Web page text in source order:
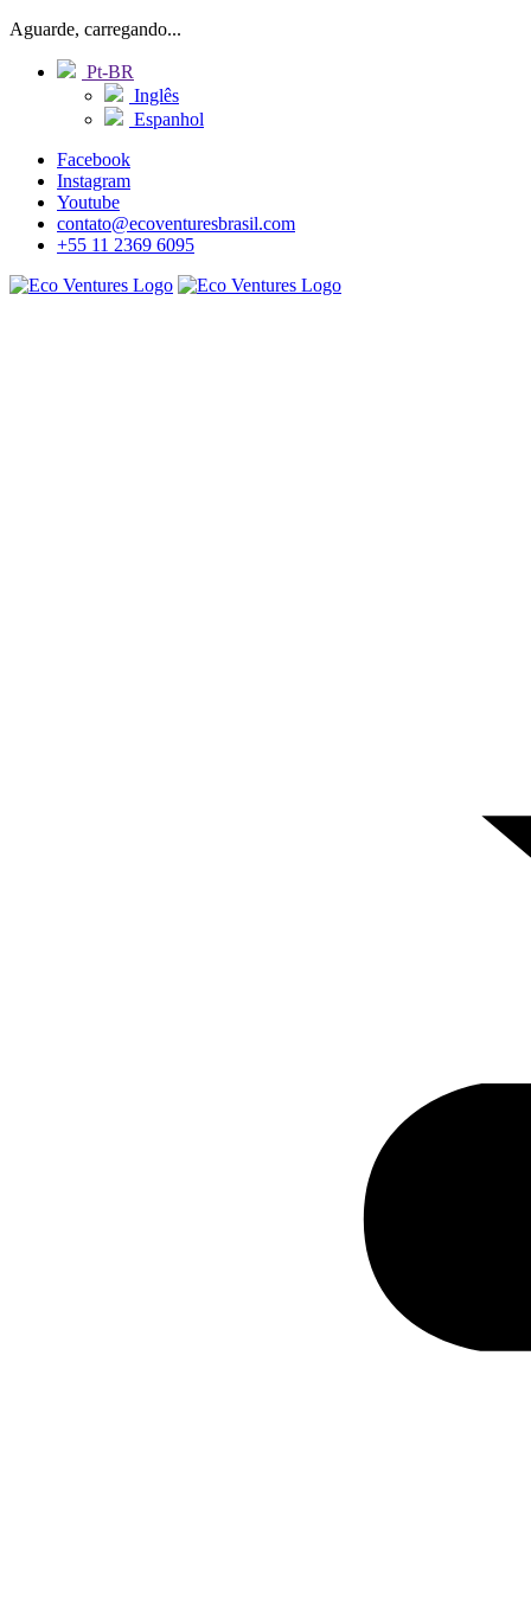
Aguarde, carregando...
Pt-BR
Inglês
Espanhol
Facebook
Instagram
Youtube
contato@ecoventuresbrasil.com
+55 11 2369 6095